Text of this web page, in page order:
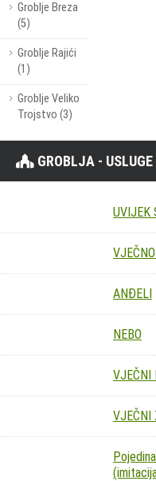
Groblje Breza
(5)
Groblje Rajići
(1)
Groblje Veliko
Trojstvo (3)
GROBLJA - USLUGE
UVIJEK
ANĐELI
NEBO
VJEČNI
VJEČNI